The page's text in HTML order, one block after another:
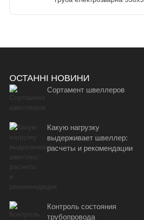
ОСТАННІ НОВИНИ
Сортамент швеллеров
Какую нагрузку
выдерживает швеллер:
расчеты и рекомендации
Контроль состояния
трубопровода